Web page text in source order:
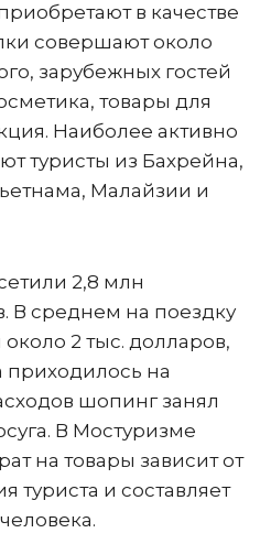
в качестве
совершают около
зарубежных гостей
товары для
Наиболее активно
туристы из Бахрейна,
Малайзии и
2,8 млн
В среднем на поездку
2 тыс. долларов,
приходилось на
шопинг занял
В Мостуризме
на товары зависит от
туриста и составляет